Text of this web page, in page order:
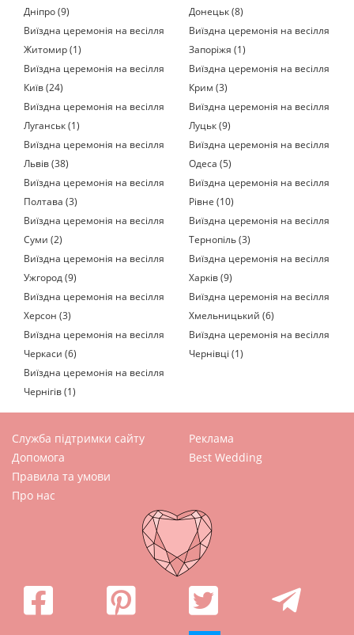
Дніпро (9)
Донецьк (8)
Виїздна церемонія на весілля
Житомир (1)
Виїздна церемонія на весілля
Запоріжя (1)
Виїздна церемонія на весілля
Київ (24)
Виїздна церемонія на весілля
Крим (3)
Виїздна церемонія на весілля
Луганськ (1)
Виїздна церемонія на весілля
Луцьк (9)
Виїздна церемонія на весілля
Львів (38)
Виїздна церемонія на весілля
Одеса (5)
Виїздна церемонія на весілля
Полтава (3)
Виїздна церемонія на весілля
Рівне (10)
Виїздна церемонія на весілля
Суми (2)
Виїздна церемонія на весілля
Тернопіль (3)
Виїздна церемонія на весілля
Ужгород (9)
Виїздна церемонія на весілля
Харків (9)
Виїздна церемонія на весілля
Херсон (3)
Виїздна церемонія на весілля
Хмельницький (6)
Виїздна церемонія на весілля
Черкаси (6)
Виїздна церемонія на весілля
Чернівці (1)
Виїздна церемонія на весілля
Чернігів (1)
Служба підтримки сайту
Допомога
Правила та умови
Про нас
Реклама
Best Wedding